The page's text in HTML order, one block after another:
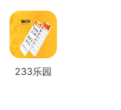
233乐园